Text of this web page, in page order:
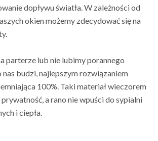
dopływu światła. W zależności od
okien możemy zdecydować się na
parterze lub nie lubimy porannego
nas budzi, najlepszym rozwiązaniem
100%. Taki materiał wieczorem
a rano nie wpuści do sypialni
i ciepła.